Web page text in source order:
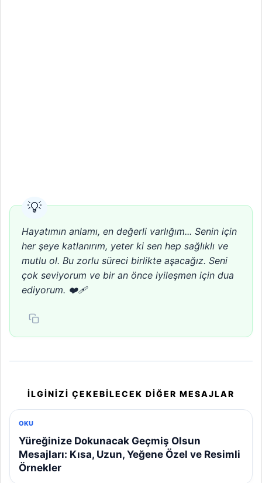
Hayatımın anlamı, en değerli varlığım... Senin için
her şeye katlanırım, yeter ki sen hep sağlıklı ve
mutlu ol. Bu zorlu süreci birlikte aşacağız. Seni
çok seviyorum ve bir an önce iyileşmen için dua
ediyorum. ❤️‍🩹
İLGINIZI ÇEKEBILECEK DIĞER MESAJLAR
OKU
Yüreğinize Dokunacak Geçmiş Olsun
Mesajları: Kısa, Uzun, Yeğene Özel ve Resimli
Örnekler